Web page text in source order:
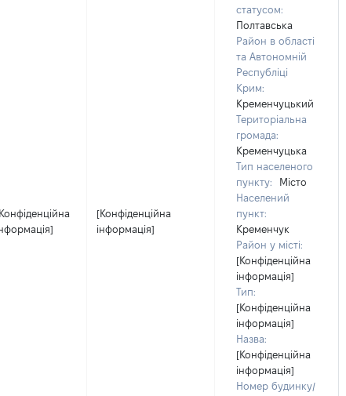
[Конфіденційна
інформація]
статусом:
Полтавська
Район в області
та Автономній
Республіці
Крим:
Кременчуцький
Територіальна
громада:
Кременчуцька
Тип населеного
пункту:
Місто
Населений
пункт:
Кременчук
Район у місті:
[Конфіденційна
інформація]
Тип:
[Конфіденційна
інформація]
Назва:
[Конфіденційна
інформація]
Номер будинку/